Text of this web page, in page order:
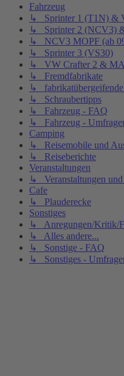
Fahrzeug
↳ Sprinter 1 (T1N) &
↳ Sprinter 2 (NCV3)
↳ NCV3 MOPF (ab
↳ Sprinter 3 (VS30)
↳ VW Crafter 2 &
↳ Fremdfabrikate
↳ fabrikatübergeifende
↳ Schraubertipps
↳ Fahrzeug - FAQ
↳ Fahrzeug -
Camping
↳ Reisemobile und
↳ Reiseberichte
Veranstaltungen
↳ Veranstaltungen und
Cafe
↳ Plauderecke
Sonstiges
↳ Anregungen/Kritik/
↳ Alles andere...
↳ Sonstige - FAQ
↳ Sonstiges -